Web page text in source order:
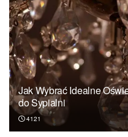
Jak Wybrać Idealne
do Sypialni
4121